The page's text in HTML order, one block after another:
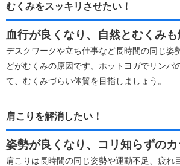
むくみをスッキリさせたい！
血行が良くなり、自然とむくみも
デスクワークや立ち仕事など長時間の同じ姿
どがむくみの原因です。ホットヨガでリンパ
て、むくみづらい体質を目指しましょう。
肩こりを解消したい！
姿勢が良くなり、コリ知らずのカ
肩こりは長時間の同じ姿勢や運動不足、疲れ